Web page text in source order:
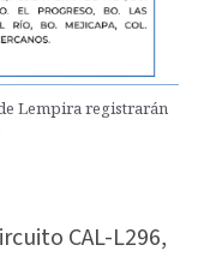
Lempira registrarán
CAL-L296,